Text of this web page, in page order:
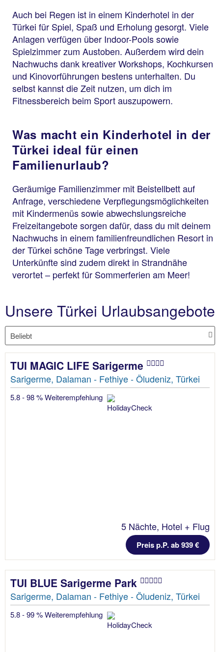
Auch bei Regen ist in einem Kinderhotel in der
Türkei für Spiel, Spaß und Erholung gesorgt. Viele
Anlagen verfügen über Indoor-Pools sowie
Spielzimmer zum Austoben. Außerdem wird dein
Nachwuchs dank kreativer Workshops, Kochkursen
und Kinovorführungen bestens unterhalten. Du
selbst kannst die Zeit nutzen, um dich im
Fitnessbereich beim Sport auszupowern.
Was macht ein Kinderhotel in der
Türkei ideal für einen
Familienurlaub?
Geräumige Familienzimmer mit Beistellbett auf
Anfrage, verschiedene Verpflegungsmöglichkeiten
mit Kindermenüs sowie abwechslungsreiche
Freizeitangebote sorgen dafür, dass du mit deinem
Nachwuchs in einem familienfreundlichen Resort in
der Türkei schöne Tage verbringst. Viele
Unterkünfte sind zudem direkt in Strandnähe
verortet – perfekt für Sommerferien am Meer!
Unsere Türkei Urlaubsangebote
TUI MAGIC LIFE Sarigerme
Sarigerme, Dalaman - Fethiye - Öludeniz, Türkei
5.8 - 98 % Weiterempfehlung
5 Nächte, Hotel + Flug
Preis p.P. ab 939 €
TUI BLUE Sarigerme Park
Sarigerme, Dalaman - Fethiye - Öludeniz, Türkei
5.8 - 99 % Weiterempfehlung